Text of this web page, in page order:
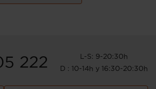
222
L-S: 9-20:30h
D : 10-14h y 16:30-20:30h